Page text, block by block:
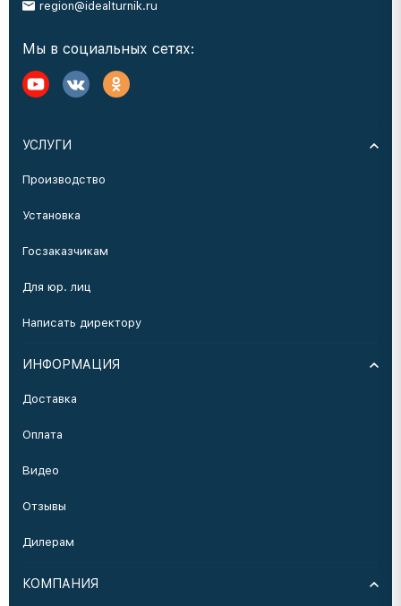
region@idealturnik.ru
Мы в социальных сетях:
УСЛУГИ
Производство
Установка
Госзаказчикам
Для юр. лиц
Написать директору
ИНФОРМАЦИЯ
Доставка
Оплата
Видео
Отзывы
Дилерам
КОМПАНИЯ